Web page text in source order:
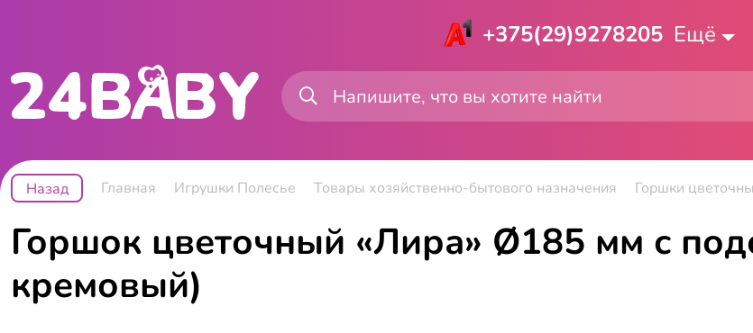
+375(29)9278205 Ещё
Назад Главная Игрушки Полесье Товары хозяйственно-бытового назначения Горшки
Горшок цветочный «Лира» Ø185 мм с
кремовый)